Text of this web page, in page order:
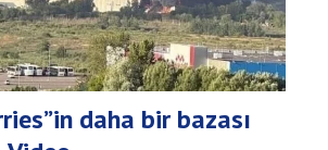
daha bir bazası